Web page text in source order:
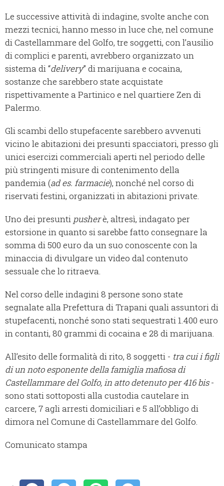
Le successive attività di indagine, svolte anche con
mezzi tecnici, hanno messo in luce che, nel comune
di Castellammare del Golfo, tre soggetti, con l’ausilio
di complici e parenti, avrebbero organizzato un
sistema di “delivery” di marijuana e cocaina,
sostanze che sarebbero state acquistate
rispettivamente a Partinico e nel quartiere Zen di
Palermo.
Gli scambi dello stupefacente sarebbero avvenuti
vicino le abitazioni dei presunti spacciatori, presso gli
unici esercizi commerciali aperti nel periodo delle
più stringenti misure di contenimento della
pandemia (ad es. farmacie), nonché nel corso di
riservati festini, organizzati in abitazioni private.
Uno dei presunti pusherè, altresì, indagato per
estorsione in quanto si sarebbe fatto consegnare la
somma di 500 euro da un suo conoscente con la
minaccia di divulgare un video dal contenuto
sessuale che lo ritraeva.
Nel corso delle indagini 8 persone sono state
segnalate alla Prefettura di Trapani quali assuntori di
stupefacenti, nonché sono stati sequestrati 1.400 euro
in contanti, 80 grammi di cocaina e 28 di marijuana.
All’esito delle formalità di rito, 8 soggetti - tra cui i figli
di un noto esponente della famiglia mafiosa di
Castellammare del Golfo,in atto detenuto per 416 bis-
sono stati sottoposti alla custodia cautelare in
carcere, 7 agli arresti domiciliari e 5 all’obbligo di
dimora nel Comune di Castellammare del Golfo.
Comunicato stampa